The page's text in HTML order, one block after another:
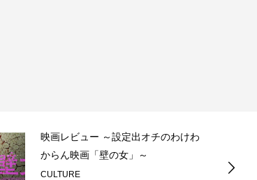
映画レビュー ～設定出オチのわけわ
からん映画「壁の女」～
CULTURE